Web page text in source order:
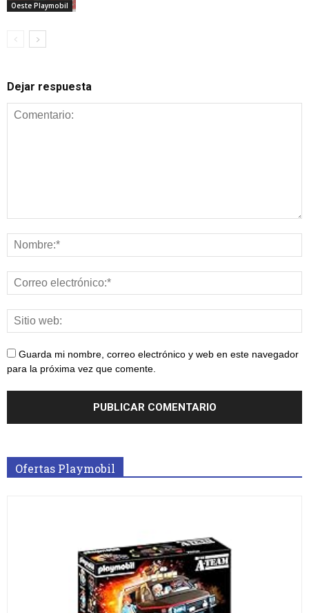
Oeste Playmobil
Dejar respuesta
Guarda mi nombre, correo electrónico y web en este navegador
para la próxima vez que comente.
Ofertas Playmobil